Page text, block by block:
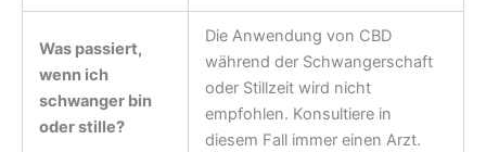
Was passiert,
wenn ich
schwanger bin
oder stille?
Die Anwendung von CBD
während der Schwangerschaft
oder Stillzeit wird nicht
empfohlen. Konsultiere in
diesem Fall immer einen Arzt.